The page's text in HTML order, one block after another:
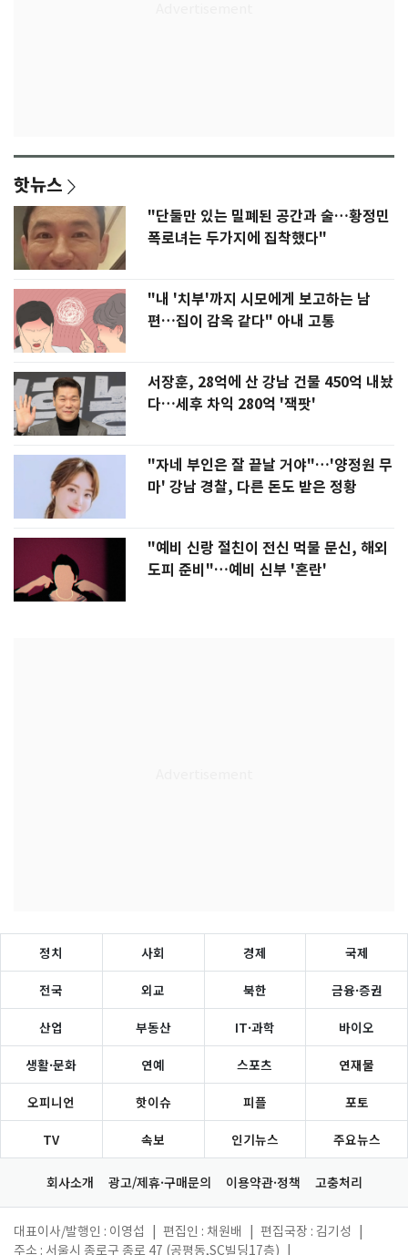
핫뉴스
"단둘만 있는 밀폐된 공간과 술…황정민
폭로녀는 두가지에 집착했다"
"내 '치부'까지 시모에게 보고하는 남
편…집이 감옥 같다" 아내 고통
서장훈, 28억에 산 강남 건물 450억 내놨
다…세후 차익 280억 '잭팟'
"자네 부인은 잘 끝날 거야"…'양정원 무
마' 강남 경찰, 다른 돈도 받은 정황
"예비 신랑 절친이 전신 먹물 문신, 해외
도피 준비"…예비 신부 '혼란'
정치 사회 경제 국제
전국 외교 북한 금융·증권
산업 부동산 IT·과학 바이오
생활·문화 연예 스포츠 연재물
오피니언 핫이슈 피플 포토
TV 속보 인기뉴스 주요뉴스
회사소개 광고/제휴·구매문의 이용약관·정책 고충처리
대표이사/발행인 : 이영섭 편집인 : 채원배 편집국장 : 김기성
주소 : 서울시 종로구 종로 47 (공평동,SC빌딩17층)